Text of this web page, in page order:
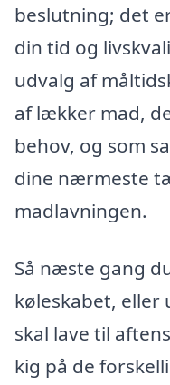
beslutning; det
din tid og
udvalg af
af lækker mad,
behov, og som
dine nærmeste
madlavningen.
Så næste gang
køleskabet, eller
skal lave til
kig på de